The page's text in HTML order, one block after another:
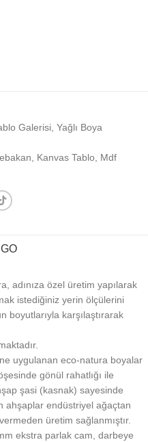
Galerisi, Yağlı Boya
, Kanvas Tablo, Mdf
adınıza özel üretim yapılarak
istediğiniz yerin ölçülerini
boyutlarıyla karşılaştırarak
uygulanan eco-natura boyalar
gönül rahatlığı ile
şasi (kasnak) sayesinde
ahşaplar endüstriyel ağaçtan
üretim sağlanmıştır.
ekstra parlak cam, darbeye